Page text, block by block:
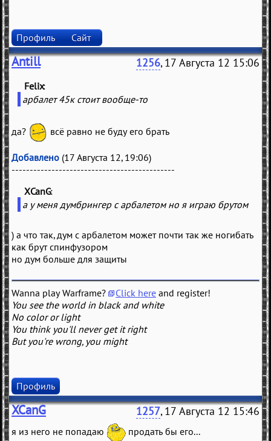
Профиль Сайт
Antill 1256, 17 Августа 12 15:06
Felix
арбалет 45к стоит вообще-то
да? всё равно не буду его брать
Добавлено (17 Августа 12, 19:06)
---------------------------------------------
XCanG
а у меня думбрингер с арбалетом но я играю брутом
) а что так, дум с арбалетом может почти так же ногибать
как брут спинфузором
но дум больше для защиты
Wanna play Warframe? Click here and register!
You see the world in black and white
No color or light
You think you'll never get it right
But you're wrong, you might
Профиль
XCanG 1257, 17 Августа 12 15:46
я из него не попадаю продать бы его...